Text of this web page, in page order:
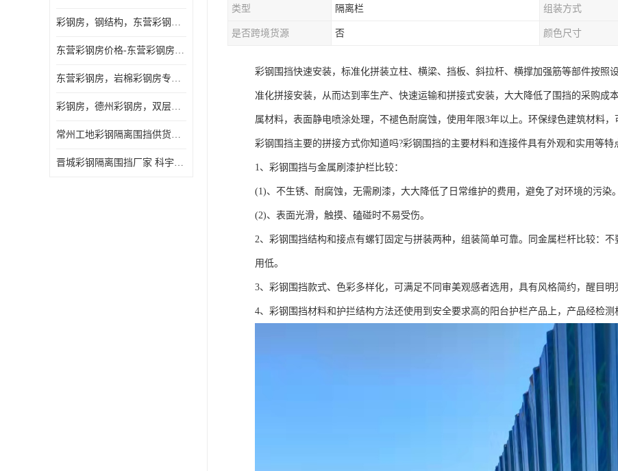
彩钢房，钢结构，东营彩钢房，双层彩钢房，施工围挡
东营彩钢房价格-东营彩钢房批发
东营彩钢房，岩棉彩钢房专业制作安装
彩钢房，德州彩钢房，双层彩钢房，岩棉彩钢房供应商
常州工地彩钢隔离围挡供货商 科宇钢构工程
晋城彩钢隔离围挡厂家 科宇钢构工程
类型 隔离栏 组装方式
是否跨境货源 否 颜色尺寸
彩钢围挡快速安装，标准化拼装立柱、横梁、挡板、斜拉杆、横撑加强筋等部件按照
准化拼接安装，从而达到率生产、快速运输和拼接式安装，大大降低了围挡的采购成
属材料，表面静电喷涂处理，不褪色耐腐蚀，使用年限3年以上。环保绿色建筑材料，
彩钢围挡主要的拼接方式你知道吗?彩钢围挡的主要材料和连接件具有外观和实用等特
1、彩钢围挡与金属刷漆护栏比较：
(1)、不生锈、耐腐蚀，无需刷漆，大大降低了日常维护的费用，避免了对环境的污染。
(2)、表面光滑，触摸、磕碰时不易受伤。
2、彩钢围挡结构和接点有螺钉固定与拼装两种，组装简单可靠。同金属栏杆比较：
用低。
3、彩钢围挡款式、色彩多样化，可满足不同审美观感者选用，具有风格简约，醒目明
4、彩钢围挡材料和护拦结构方法还使用到安全要求高的阳台护栏产品上，产品经检测